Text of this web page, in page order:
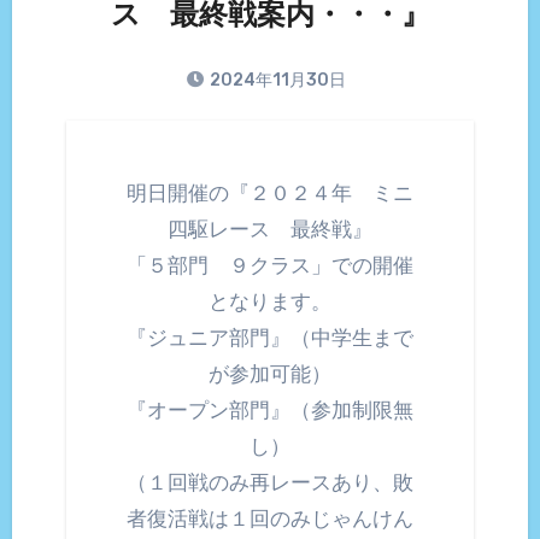
ス 最終戦案内・・・』
2024年11月30日
明日開催の『２０２４年 ミニ
四駆レース 最終戦』
「５部門 ９クラス」での開催
となります。
『ジュニア部門』（中学生まで
が参加可能）
『オープン部門』（参加制限無
し）
（１回戦のみ再レースあり、敗
者復活戦は１回のみじゃんけん